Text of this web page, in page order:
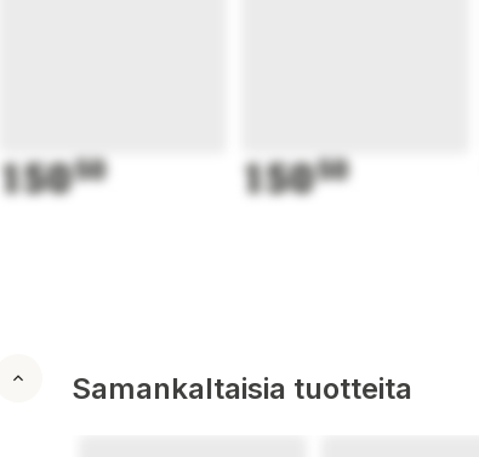
15050 15050
Samankaltaisia tuotteita